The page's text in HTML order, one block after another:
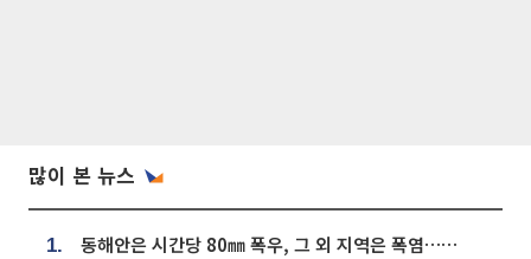
많이 본 뉴스
1. 동해안은 시간당 80㎜ 폭우, 그 외 지역은 폭염…‘극과 극 날씨’